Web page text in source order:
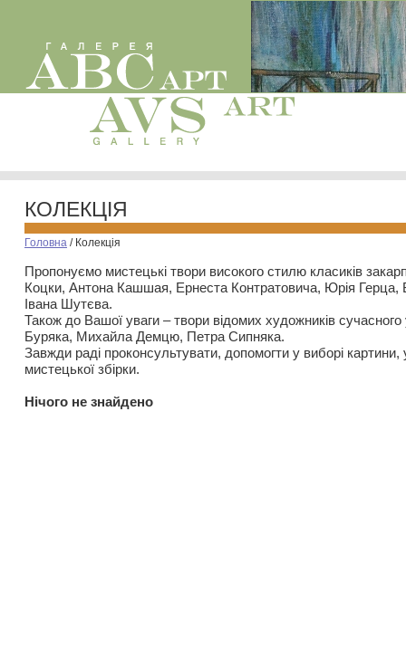
КОЛЕКЦІЯ
Головна / Колекція
Пропонуємо мистецькі твори високого стилю класиків
Коцки, Антона Кашшая, Ернеста Контратовича, Юрія
Івана Шутєва.
Також до Вашої уваги – твори відомих художників
Буряка, Михайла Демцю, Петра Сипняка.
Завжди раді проконсультувати, допомогти у виборі картини,
мистецької збірки.
Нiчого не знайдено